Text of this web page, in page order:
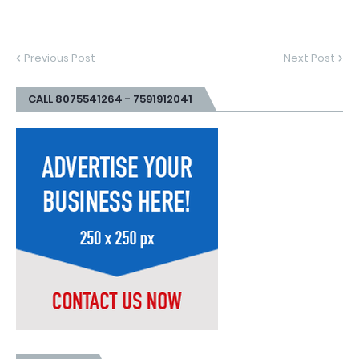
Previous Post Next Post
CALL 8075541264 - 7591912041